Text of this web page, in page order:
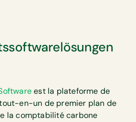
est la plateforme de
en-un de premier plan de
la comptabilité carbone